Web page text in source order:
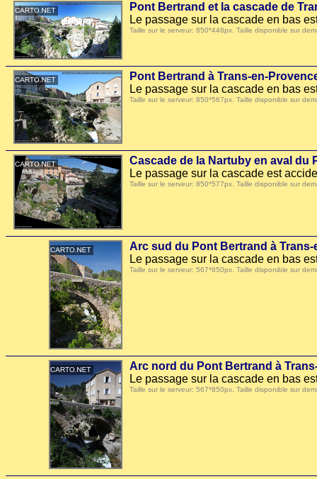
Pont Bertrand et la cascade de
Le passage sur la cascade en bas
Taille sur le serveur: 850*448px. Taille disponible sur
Pont Bertrand à Trans-en-
Le passage sur la cascade en bas
Taille sur le serveur: 850*567px. Taille disponible sur
Cascade de la Nartuby en aval du
Le passage sur la cascade est
Taille sur le serveur: 850*577px. Taille disponible sur
Arc sud du Pont Bertrand à Trans-
Le passage sur la cascade en bas
Taille sur le serveur: 567*850px. Taille disponible sur
Arc nord du Pont Bertrand à
Le passage sur la cascade en bas
Taille sur le serveur: 567*850px. Taille disponible sur